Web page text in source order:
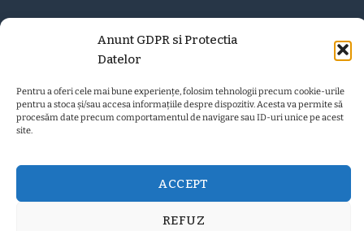
Anunt GDPR si Protectia
Datelor
Pentru a oferi cele mai bune experiențe, folosim tehnologii precum cookie-urile
pentru a stoca și/sau accesa informațiile despre dispozitiv. Acesta va permite să
procesăm date precum comportamentul de navigare sau ID-uri unice pe acest
site.
ACCEPT
REFUZ